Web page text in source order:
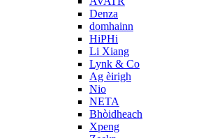
Denza
domhainn
HiPHi
Li Xiang
Lynk & Co
Ag èirigh
Nio
NETA
Bhòidheach
Xpeng